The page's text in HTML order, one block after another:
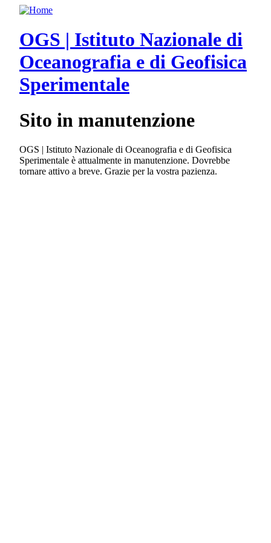
Salta
contenuto
principale
OGS | Istituto Nazionale di
Oceanografia e di Geofisica
Sperimentale
Sito in manutenzione
OGS | Istituto Nazionale di Oceanografia e di Geofisica
Sperimentale è attualmente in manutenzione. Dovrebbe
tornare attivo a breve. Grazie per la vostra pazienza.